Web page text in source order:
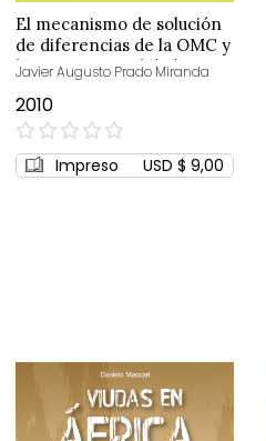
El mecanismo de solución
de diferencias de la OMC y
la supranacionalidad
Javier Augusto Prado Miranda
2010
0%
Impreso USD $ 9,00